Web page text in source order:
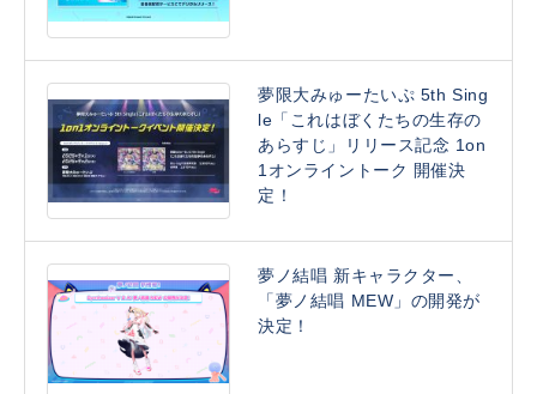
夢限大みゅーたいぷ 5th Sing
le「これはぼくたちの生存の
あらすじ」リリース記念 1on
1オンライントーク 開催決
定！
夢ノ結唱 新キャラクター、
「夢ノ結唱 MEW」の開発が
決定！